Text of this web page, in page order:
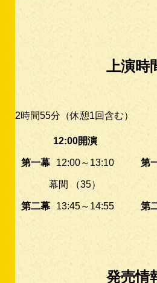
上演時
2時間55分（休憩1回含む）
12:00開演
第一幕 12:00～13:10 第
幕間 （35）
第二幕 13:45～14:55 第
発売情